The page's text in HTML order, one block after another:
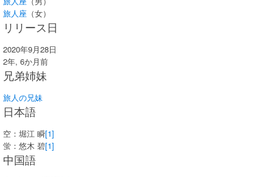
旅人座 （女）
リリース日
2020年9月28日
2年, 6か月前
兄弟姉妹
旅人の兄妹
日本語
空：堀江 瞬[1]
蛍：悠木 碧[1]
中国語